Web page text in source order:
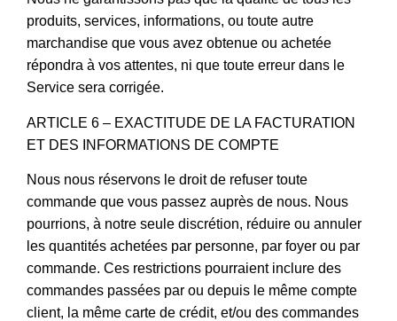
produits, services, informations, ou toute autre
marchandise que vous avez obtenue ou achetée
répondra à vos attentes, ni que toute erreur dans le
Service sera corrigée.
ARTICLE 6 – EXACTITUDE DE LA FACTURATION
ET DES INFORMATIONS DE COMPTE
Nous nous réservons le droit de refuser toute
commande que vous passez auprès de nous. Nous
pourrions, à notre seule discrétion, réduire ou annuler
les quantités achetées par personne, par foyer ou par
commande. Ces restrictions pourraient inclure des
commandes passées par ou depuis le même compte
client, la même carte de crédit, et/ou des commandes